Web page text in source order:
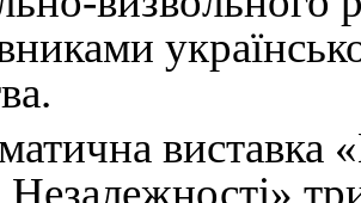
виставка
Незалежності»